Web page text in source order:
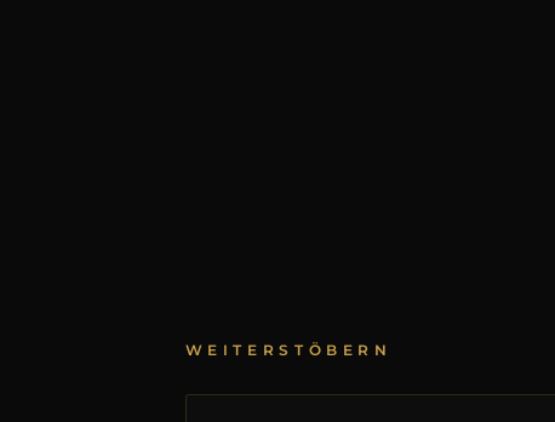
WEITERSTÖBERN